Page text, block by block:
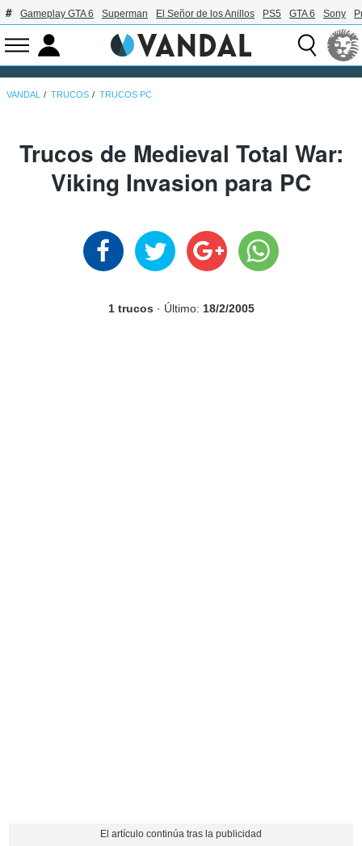
Gameplay GTA 6 Superman El Señor de los Anillos PS5 GTA 6 Sony
VANDAL TRUCOS TRUCOS PC
Trucos de Medieval Total War:
Viking Invasion para PC
1 trucos · Último: 18/2/2005